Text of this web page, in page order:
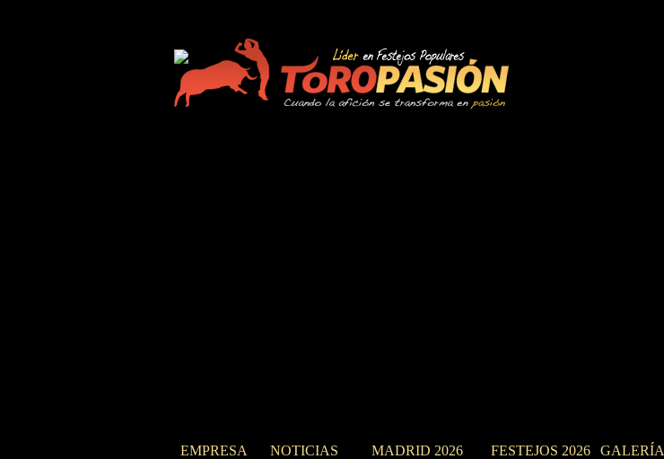
EMPRESA NOTICIAS MADRID 2026 FESTEJOS 2026 GALERÍA